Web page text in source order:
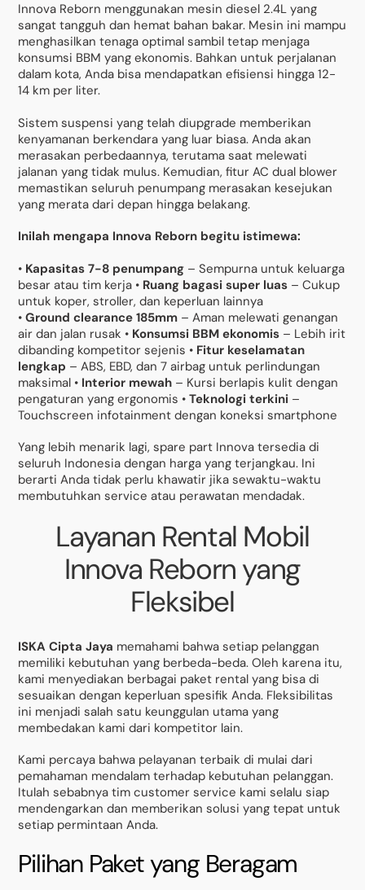
Innova Reborn menggunakan mesin diesel 2.4L yang
sangat tangguh dan hemat bahan bakar. Mesin ini mampu
menghasilkan tenaga optimal sambil tetap menjaga
konsumsi BBM yang ekonomis. Bahkan untuk perjalanan
dalam kota, Anda bisa mendapatkan efisiensi hingga 12-
14 km per liter.
Sistem suspensi yang telah diupgrade memberikan
kenyamanan berkendara yang luar biasa. Anda akan
merasakan perbedaannya, terutama saat melewati
jalanan yang tidak mulus. Kemudian, fitur AC dual blower
memastikan seluruh penumpang merasakan kesejukan
yang merata dari depan hingga belakang.
Inilah mengapa Innova Reborn begitu istimewa:
• Kapasitas 7-8 penumpang – Sempurna untuk keluarga
besar atau tim kerja • Ruang bagasi super luas – Cukup
untuk koper, stroller, dan keperluan lainnya
•Ground clearance 185mm – Aman melewati genangan
air dan jalan rusak • Konsumsi BBM ekonomis – Lebih irit
dibanding kompetitor sejenis • Fitur keselamatan
lengkap – ABS, EBD, dan 7 airbag untuk perlindungan
maksimal • Interior mewah – Kursi berlapis kulit dengan
pengaturan yang ergonomis •Teknologi terkini –
Touchscreen infotainment dengan koneksi smartphone
Yang lebih menarik lagi, spare part Innova tersedia di
seluruh Indonesia dengan harga yang terjangkau. Ini
berarti Anda tidak perlu khawatir jika sewaktu-waktu
membutuhkan service atau perawatan mendadak.
Layanan Rental Mobil
Innova Reborn yang
Fleksibel
ISKA Cipta Jaya memahami bahwa setiap pelanggan
memiliki kebutuhan yang berbeda-beda. Oleh karena itu,
kami menyediakan berbagai paket rental yang bisa di
sesuaikan dengan keperluan spesifik Anda. Fleksibilitas
ini menjadi salah satu keunggulan utama yang
membedakan kami dari kompetitor lain.
Kami percaya bahwa pelayanan terbaik di mulai dari
pemahaman mendalam terhadap kebutuhan pelanggan.
Itulah sebabnya tim customer service kami selalu siap
mendengarkan dan memberikan solusi yang tepat untuk
setiap permintaan Anda.
Pilihan Paket yang Beragam